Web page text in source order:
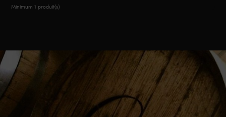
Minimum 1 produit(s)